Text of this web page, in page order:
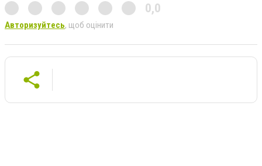
0,0
Авторизуйтесь, щоб оцінити